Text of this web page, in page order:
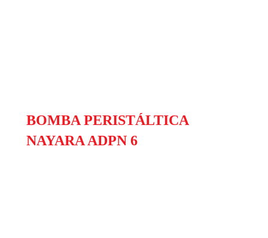
BOMBA PERISTÁLTICA
NAYARA ADPN 6